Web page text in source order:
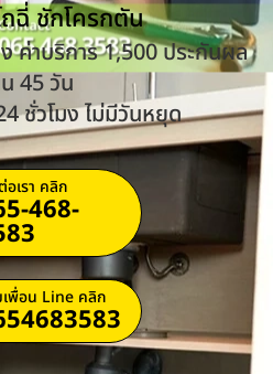
ถฉี่ ชักโครกตัน
ค่าบริการ 1,500 ประกันผล
45 วัน
ชั่วโมง ไม่มีวันหยุด
เรา คลิก
468-
เพื่อน Line คลิก